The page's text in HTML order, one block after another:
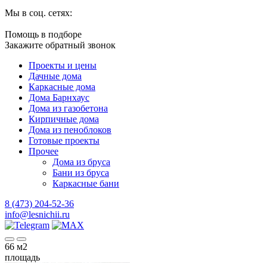
Мы в соц. сетях:
Помощь в подборе
Закажите обратный звонок
Проекты и цены
Дачные дома
Каркасные дома
Дома Барнхаус
Дома из газобетона
Кирпичные дома
Дома из пеноблоков
Готовые проекты
Прочее
Дома из бруса
Бани из бруса
Каркасные бани
8 (473) 204-52-36
info@lesnichii.ru
66 м2
площадь